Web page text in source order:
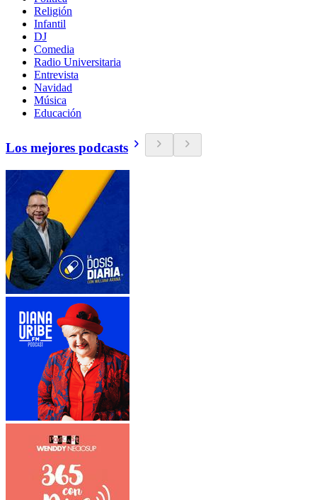
Religión
Infantil
DJ
Comedia
Radio Universitaria
Entrevista
Navidad
Música
Educación
Los mejores podcasts